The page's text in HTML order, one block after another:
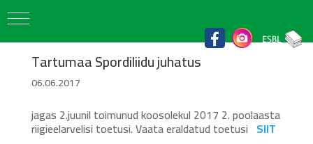
Tartumaa Spordiliidu juhatus
06.06.2017
jagas 2.juunil toimunud koosolekul 2017 2. poolaasta
riigieelarvelisi toetusi. Vaata eraldatud toetusi SIIT